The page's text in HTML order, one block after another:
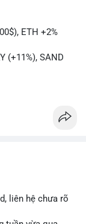
ETH +2%
(+11%), SAND
xác định đủ
liên hệ chưa rõ